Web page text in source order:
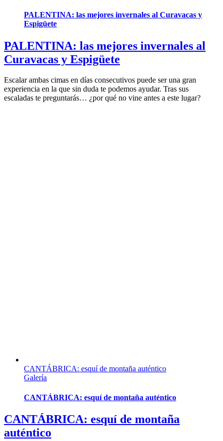
PALENTINA: las mejores invernales al Curavacas y
Espigüete
PALENTINA: las mejores invernales al
Curavacas y Espigüete
Escalar ambas cimas en días consecutivos puede ser una gran
experiencia en la que sin duda te podemos ayudar. Tras sus
escaladas te preguntarás… ¿por qué no vine antes a este lugar?
CANTÁBRICA: esquí de montaña auténtico
Galería
CANTÁBRICA: esquí de montaña auténtico
CANTÁBRICA: esquí de montaña
auténtico